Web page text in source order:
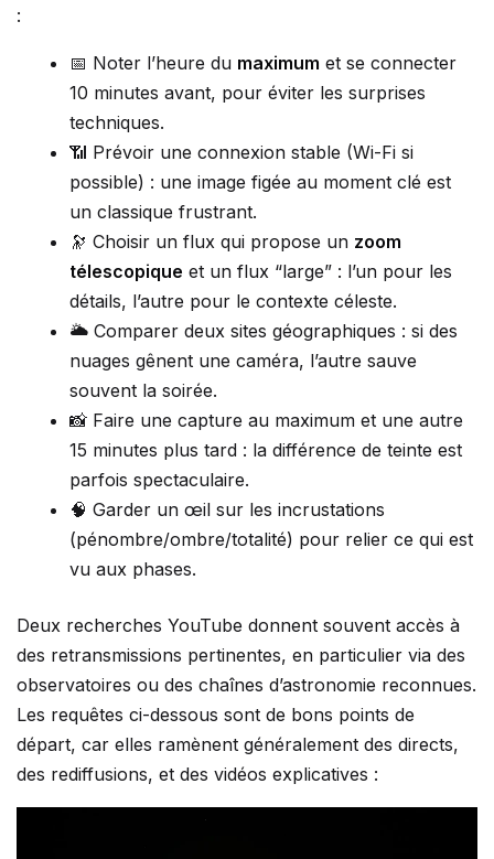
:
📅 Noter l’heure du maximum et se connecter
10 minutes avant, pour éviter les surprises
techniques.
📶 Prévoir une connexion stable (Wi-Fi si
possible) : une image figée au moment clé est
un classique frustrant.
🔭 Choisir un flux qui propose un zoom
télescopique et un flux “large” : l’un pour les
détails, l’autre pour le contexte céleste.
🌥️ Comparer deux sites géographiques : si des
nuages gênent une caméra, l’autre sauve
souvent la soirée.
📸 Faire une capture au maximum et une autre
15 minutes plus tard : la différence de teinte est
parfois spectaculaire.
🧠 Garder un œil sur les incrustations
(pénombre/ombre/totalité) pour relier ce qui est
vu aux phases.
Deux recherches YouTube donnent souvent accès à
des retransmissions pertinentes, en particulier via des
observatoires ou des chaînes d’astronomie reconnues.
Les requêtes ci-dessous sont de bons points de
départ, car elles ramènent généralement des directs,
des rediffusions, et des vidéos explicatives :